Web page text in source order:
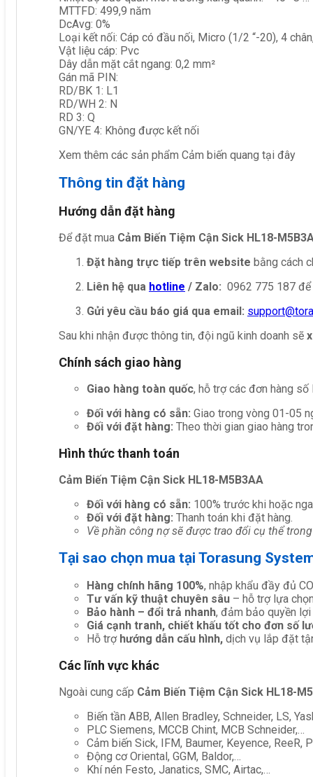
MTTFD: 499,9 năm
DcAvg: 0%
Loại kết nối: Cáp có đầu nối, Micro (1/2 “-20), 4
Vật liệu cáp: Pvc
Dây dẫn mặt cắt ngang: 0,2 mm²
Gán mã PIN:
RD/BK 1: L1
RD/WH 2: N
RD 3: Q
GN/YE 4: Không được kết nối
‎Xem thêm các sản phẩm Cảm biến quang tại đây
Thông tin đặt hàng
Hướng dẫn đặt hàng
Để đặt mua Cảm Biến Tiệm Cận Sick HL18-
Đặt hàng trực tiếp trên website bằng cách
Liên hệ qua hotline / Zalo: 0962 775 187
Gửi yêu cầu báo giá qua email:
Sau khi nhận được thông tin, đội ngũ kinh doanh sẽ
Chính sách giao hàng
Giao hàng toàn quốc, hỗ trợ các đơn hàng số
Đối với hàng có sẵn: Giao trong vòng 01-05
Đối với đặt hàng: Theo thời gian giao hàng
Hình thức thanh toán
Cảm Biến Tiệm Cận Sick HL18-M5B3AA
Đối với hàng có sẵn: 100% trước khi hoặc
Đối với đặt hàng: Thanh toán khi đặt hàng.
Về phần công nợ sẽ được trao đổi cụ thể
Tại sao chọn mua tại Torasung
Hàng chính hãng 100%, nhập khẩu đầy đủ
Tư vấn kỹ thuật chuyên sâu – hỗ trợ lựa
Bảo hành – đổi trả nhanh, đảm bảo quyền lợi
Giá cạnh tranh, chiết khấu tốt cho đơn số
Hỗ trợ hướng dẫn cấu hình, dịch vụ lắp đặt
Các lĩnh vực khác
Ngoài cung cấp Cảm Biến Tiệm Cận Sick HL18-
Biến tần ABB, Allen Bradley, Schneider, LS,
PLC Siemens, MCCB Chint, MCB Schneider,…
Cảm biến Sick, IFM, Baumer, Keyence, ReeR,
Động cơ Oriental, GGM, Baldor,…
Khí nén Festo, Janatics, SMC, Airtac,…